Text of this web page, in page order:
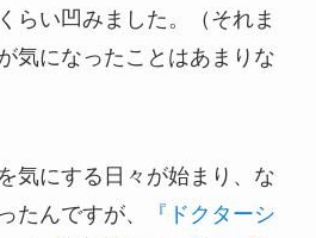
らい凹みました。（それま
気になったことはあまりな
気にする日々が始まり、な
たんですが、
『ドクターシ